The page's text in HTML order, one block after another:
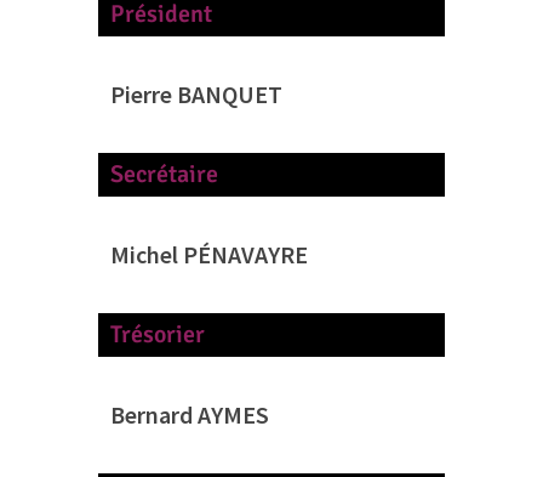
Président
Pierre BANQUET
Secrétaire
Michel PÉNAVAYRE
Trésorier
Bernard AYMES